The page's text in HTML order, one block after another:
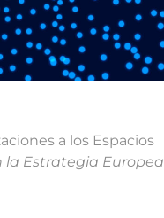
a los Espacios
la Estrategia Europea